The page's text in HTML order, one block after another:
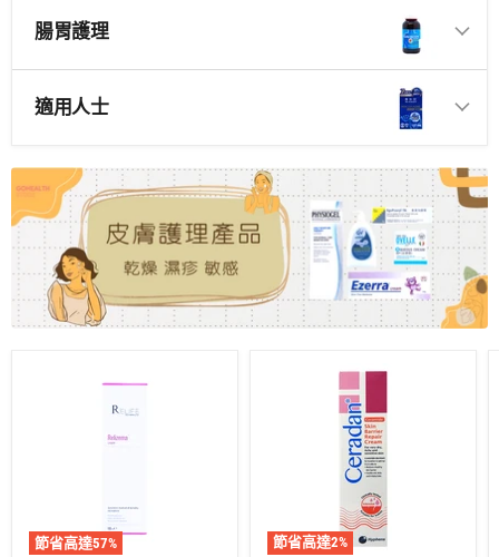
腸胃護理
適用人士
節省高達57%
節省高達2%